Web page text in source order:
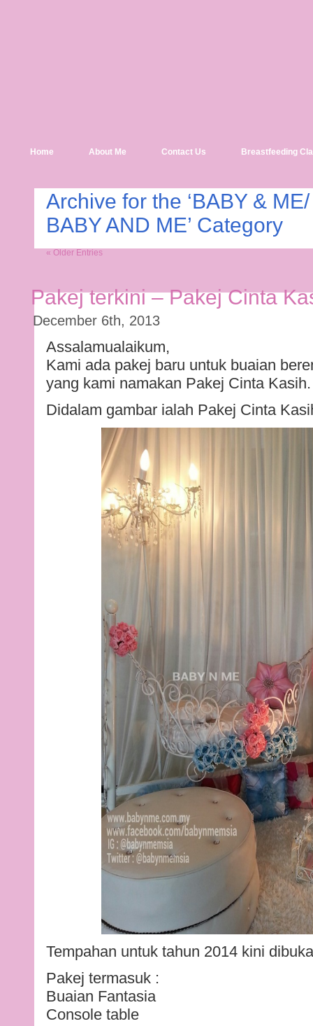
Home About Me Contact Us Breastfeeding
Archive for the ‘BABY &
BABY AND ME’ Category
« Older Entries
Pakej terkini – Pakej Cinta
December 6th, 2013
Assalamualaikum,
Kami ada pakej baru untuk buaian
yang kami namakan Pakej Cinta Kasih.
Didalam gambar ialah Pakej Cinta
Tempahan untuk tahun 2014 kini
Pakej termasuk :
Buaian Fantasia
Console table